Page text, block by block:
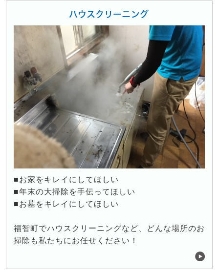
ハウスクリーニング
■お家をキレイにしてほしい
■年末の大掃除を手伝ってほしい
■お墓をキレイにしてほしい
福智町でハウスクリーニングなど、どんな場所のお
掃除も私たちにお任せください！